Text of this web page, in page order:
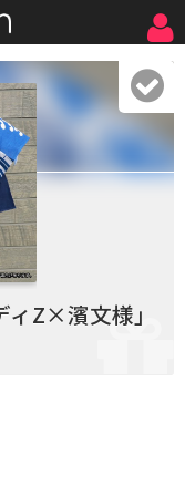
ィZ×濱文様」